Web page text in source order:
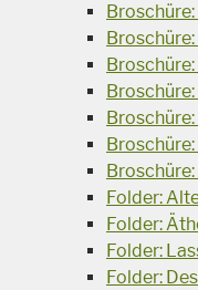
Folder:
Folder:
Folder:
Folder: